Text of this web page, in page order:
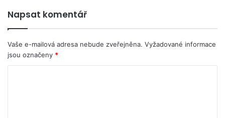
Napsat komentář
Vaše e-mailová adresa nebude zveřejněna. Vyžadované informace
jsou označeny *